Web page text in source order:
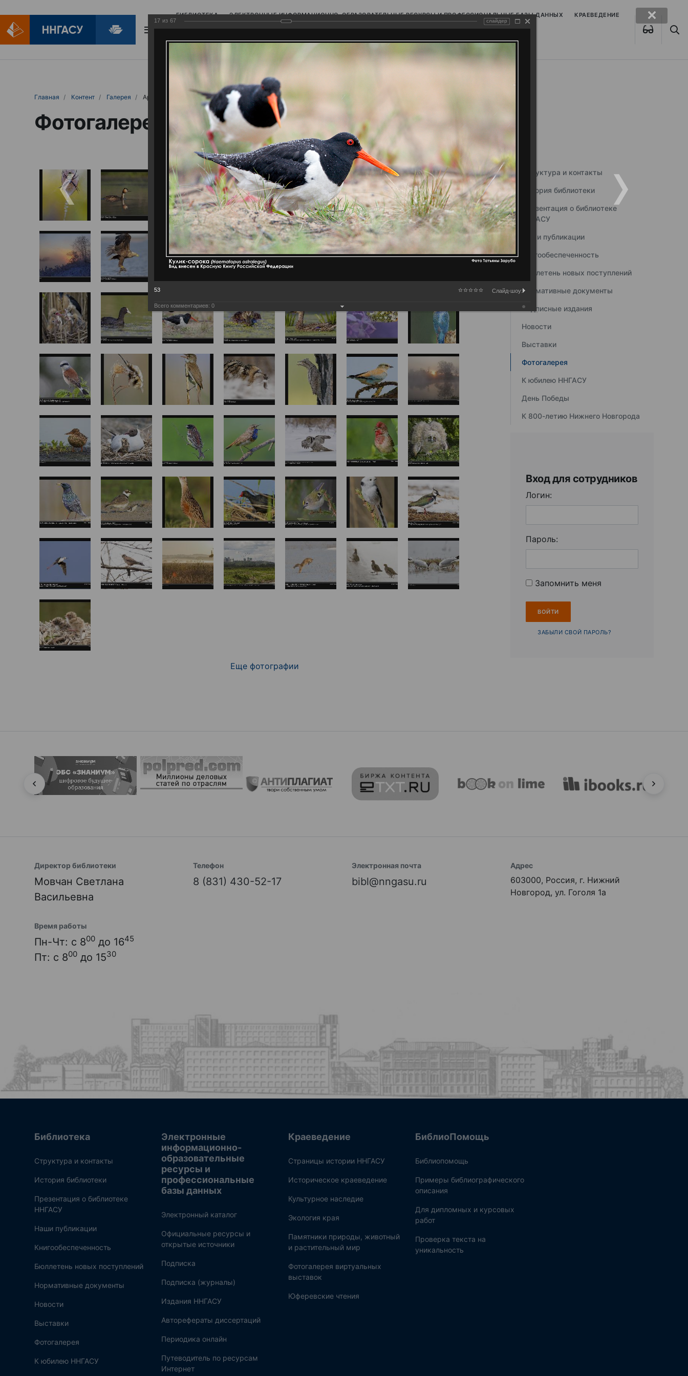
БИБЛИОТЕКА ЭЛЕКТРОННЫЕ ИНФОРМАЦИОННО-ОБРАЗОВАТЕЛЬНЫЕ РЕСУРСЫ И ПРОФЕССИОНАЛЬНЫЕ БАЗЫ ДАННЫХ КРАЕВЕДЕНИЕ
БИБЛИОПОМОЩЬ
Главная Контент Галерея Артемовские луга – жемчужина Нижегородского Поволжья
Фотогалерея
Еще фотографии
Структура и контакты
История библиотеки
Презентация о библиотеке
ННГАСУ
Наши публикации
Книгообеспеченность
Бюллетень новых поступлений
Нормативные документы
Подписные издания
Новости
Выставки
Фотогалерея
К юбилею ННГАСУ
День Победы
К 800-летию Нижнего Новгорода
Вход для сотрудников
Логин:
Пароль:
Запомнить меня
ЗАБЫЛИ СВОЙ ПАРОЛЬ?
Директор библиотеки
Мовчан Светлана
Васильевна
Телефон
8 (831) 430-52-17
Электронная почта
bibl@nngasu.ru
Адрес
603000, Россия, г. Нижний
Новгород, ул. Гоголя 1а
Время работы
Пн-Чт: с 800 до 1645
Пт: с 800 до 1530
Библиотека
Структура и контакты
История библиотеки
Презентация о библиотеке
ННГАСУ
Наши публикации
Книгообеспеченность
Бюллетень новых поступлений
Нормативные документы
Новости
Выставки
Фотогалерея
К юбилею ННГАСУ
Электронные
информационно-
образовательные
ресурсы и
профессиональные
базы данных
Электронный каталог
Официальные ресурсы и
открытые источники
Подписка
Подписка (журналы)
Издания ННГАСУ
Авторефераты диссертаций
Периодика онлайн
Путеводитель по ресурсам
Интернет
Краеведение
Страницы истории ННГАСУ
Историческое краеведение
Культурное наследие
Экология края
Памятники природы, животный
и растительный мир
Фотогалерея виртуальных
выставок
Юферевские чтения
БиблиоПомощь
Библиопомощь
Примеры библиографического
описания
Для дипломных и курсовых
работ
Проверка текста на
уникальность
17 из 67 слайдер
53 Слайд-шоу:
Всего комментариев: 0